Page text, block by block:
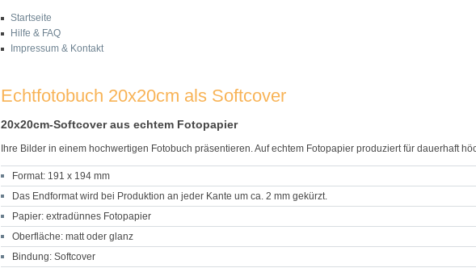
Startseite
Hilfe & FAQ
Impressum & Kontakt
Echtfotobuch 20x20cm als Softcover
20x20cm-Softcover aus echtem Fotopapier
Ihre Bilder in einem hochwertigen Fotobuch präsentieren. Auf echtem Fotopapier produziert für dauerhaft
Format: 191 x 194 mm
Das Endformat wird bei Produktion an jeder Kante um ca. 2 mm gekürzt.
Papier: extradünnes Fotopapier
Oberfläche: matt oder glanz
Bindung: Softcover